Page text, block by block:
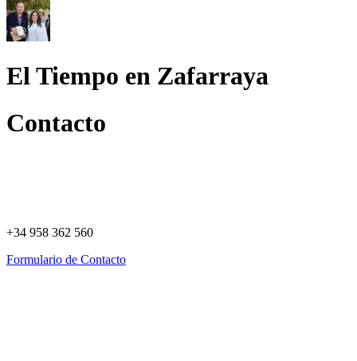
El Tiempo en Zafarraya
Contacto
+34 958 362 560
Formulario de Contacto